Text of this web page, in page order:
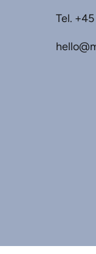
Tel. +45